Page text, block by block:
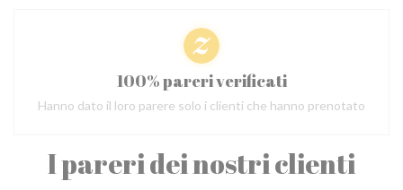
I pareri dei nostri clienti
100% pareri verificati
Hanno dato il loro parere solo i clienti che hanno prenotato